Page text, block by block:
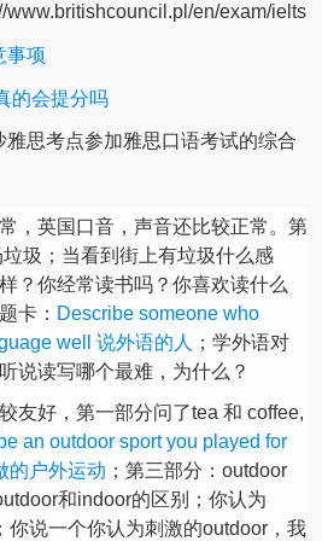
www.britishcouncil.pl/en/exam/ielts
事项
的会提分吗
思考点参加雅思口语考试的综合
，英国口音，声音还比较正常。第
圾；当看到街上有垃圾什么感
？你经常读书吗？你喜欢读什么
卡： Describe someone who
well 说外语的人 ；学外语对
说读写哪个最难，为什么？
友好，第一部分问了tea 和 coffee,
an outdoor sport you played for
的户外运动 ；第三部分：outdoor
和indoor的区别；你认为
你说一个你认为刺激的outdoor，我